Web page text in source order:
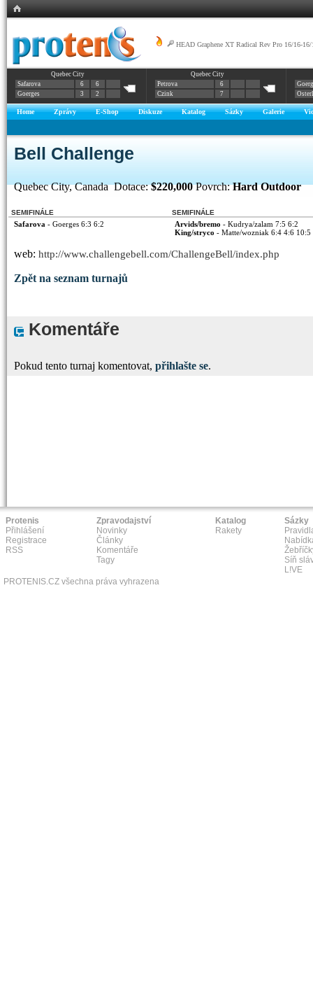
HEAD Graphene XT Radical Rev Pro 16/16-16/
Quebec City
Safarova
6
6
Goerges
3 2
Quebec City
Petrova
6
Czink
7
Home Zprávy E-Shop Diskuze Katalog Sázky Galerie
Bell Challenge
Quebec City, Canada Dotace:$220,000Povrch:Hard Outdoor
SEMIFINÁLE
Safarova - Goerges 6:3 6:2
SEMIFINÁLE
Arvids/bremo - Kudrya/zalam 7:5 6:2
King/stryco - Matte/wozniak 6:4 4:6 10:5
web: http://www.challengebell.com/ChallengeBell/index.php
Zpět na seznam turnajů
Komentáře
Pokud tento turnaj komentovat, přihlašte se.
Protenis
Přihlášení
Registrace
RSS
Zpravodajství
Novinky
Články
Komentáře
Tagy
Katalog
Rakety
Sázky
Síň
L!VE
PROTENIS.CZ všechna práva vyhrazena